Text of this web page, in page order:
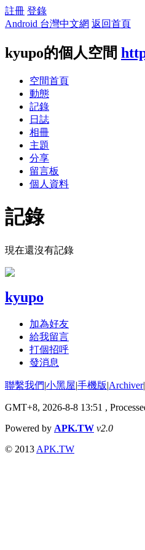
註冊 登錄
Android 台灣中文網 返回首頁
kyupo的個人空間
空間首頁
動態
記錄
日誌
相冊
主題
分享
留言板
個人資料
記錄
現在還沒有記錄
kyupo
加為好友
給我留言
打個招呼
發消息
聯繫我們|小黑屋|手機版|Archiver|
GMT+8, 2026-8-8 13:51 ,
Powered by APK.TW v2.0
© 2013 APK.TW